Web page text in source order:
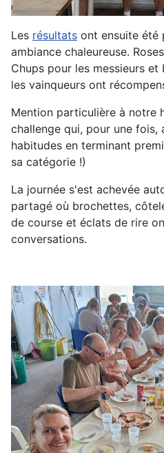
Les résultats ont ensuite été
ambiance chaleureuse.
Chups pour les messieurs
les vainqueurs ont
Mention particulière à notre
challenge qui, pour une fois,
habitudes en terminant
sa catégorie !)
La journée s'est achevée
partagé où brochettes,
de course et éclats de rire
conversations.